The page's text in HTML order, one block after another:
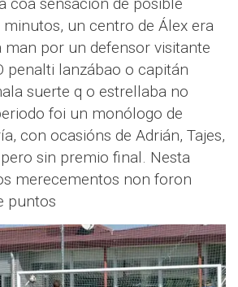
un centro de Álex era
por un defensor visitante
penalti lanzábao o capitán
suerte q o estrellaba no
foi un monólogo de
con ocasións de Adrián, Tajes,
sin premio final. Nesta
merecementos non foron
puntos